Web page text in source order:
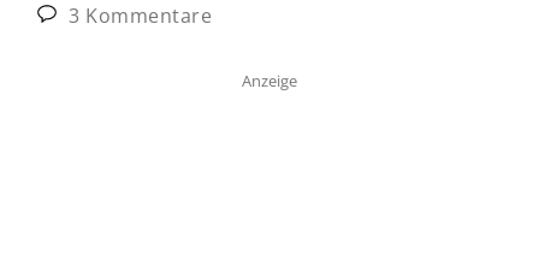
3 Kommentare
Anzeige